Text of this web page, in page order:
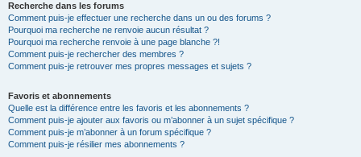
Recherche dans les forums
Comment puis-je effectuer une recherche dans un ou des forums ?
Pourquoi ma recherche ne renvoie aucun résultat ?
Pourquoi ma recherche renvoie à une page blanche ?!
Comment puis-je rechercher des membres ?
Comment puis-je retrouver mes propres messages et sujets ?
Favoris et abonnements
Quelle est la différence entre les favoris et les abonnements ?
Comment puis-je ajouter aux favoris ou m’abonner à un sujet spécifique ?
Comment puis-je m’abonner à un forum spécifique ?
Comment puis-je résilier mes abonnements ?